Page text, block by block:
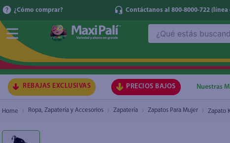
¿Cómo comprar? Contáctanos al 800-8000-722 (línea
REBAJAS EXCLUSIVAS PRECIOS BAJOS Nuestras
Ropa, Zapatería y Accesorios Zapatería Zapatos Para Mujer Zapato
Zapato Kam Lung Dama, Para Agua Talla 36
1.
maggi
2.
leche